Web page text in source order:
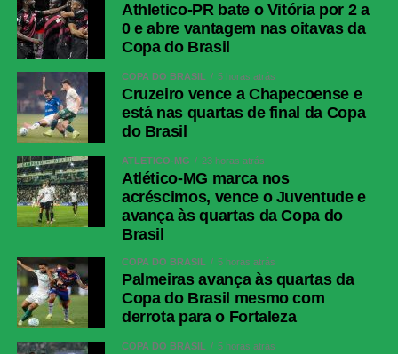
Athletico-PR bate o Vitória por 2 a
0 e abre vantagem nas oitavas da
Copa do Brasil
COPA DO BRASIL 5 horas atrás
Cruzeiro vence a Chapecoense e
está nas quartas de final da Copa
do Brasil
ATLÉTICO-MG 23 horas atrás
Atlético-MG marca nos
acréscimos, vence o Juventude e
avança às quartas da Copa do
Brasil
COPA DO BRASIL 5 horas atrás
Palmeiras avança às quartas da
Copa do Brasil mesmo com
derrota para o Fortaleza
COPA DO BRASIL 5 horas atrás